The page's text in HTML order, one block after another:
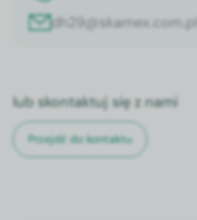
dh29@skamex.com.pl
lub skontaktuj się z nami
Przejdź do kontaktu